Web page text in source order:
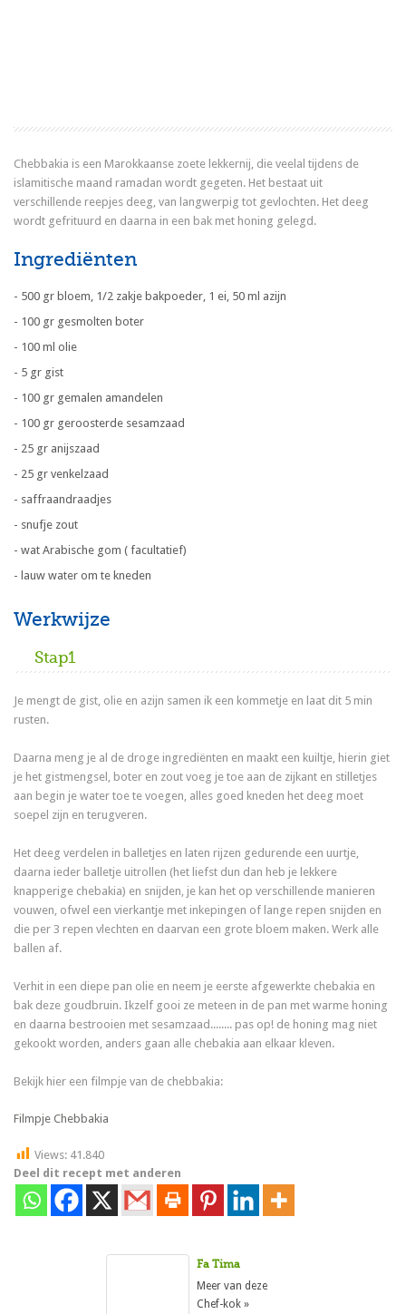
Chebbakia is een Marokkaanse zoete lekkernij, die veelal tijdens de
islamitische maand ramadan wordt gegeten. Het bestaat uit
verschillende reepjes deeg, van langwerpig tot gevlochten. Het deeg
wordt gefrituurd en daarna in een bak met honing gelegd.
Ingrediënten
- 500 gr bloem, 1/2 zakje bakpoeder, 1 ei, 50 ml azijn
- 100 gr gesmolten boter
- 100 ml olie
- 5 gr gist
- 100 gr gemalen amandelen
- 100 gr geroosterde sesamzaad
- 25 gr anijszaad
- 25 gr venkelzaad
- saffraandraadjes
- snufje zout
- wat Arabische gom ( facultatief)
- lauw water om te kneden
Werkwijze
Stap1
Je mengt de gist, olie en azijn samen ik een kommetje en laat dit 5 min
rusten.
Daarna meng je al de droge ingrediënten en maakt een kuiltje, hierin giet
je het gistmengsel, boter en zout voeg je toe aan de zijkant en stilletjes
aan begin je water toe te voegen, alles goed kneden het deeg moet
soepel zijn en terugveren.
Het deeg verdelen in balletjes en laten rijzen gedurende een uurtje,
daarna ieder balletje uitrollen (het liefst dun dan heb je lekkere
knapperige chebakia) en snijden, je kan het op verschillende manieren
vouwen, ofwel een vierkantje met inkepingen of lange repen snijden en
die per 3 repen vlechten en daarvan een grote bloem maken. Werk alle
ballen af.
Verhit in een diepe pan olie en neem je eerste afgewerkte chebakia en
bak deze goudbruin. Ikzelf gooi ze meteen in de pan met warme honing
en daarna bestrooien met sesamzaad........ pas op! de honing mag niet
gekookt worden, anders gaan alle chebakia aan elkaar kleven.
Bekijk hier een filmpje van de chebbakia:
Filmpje Chebbakia
Views: 41.840
Deel dit recept met anderen
Fa Tima
Meer van deze
Chef-kok »